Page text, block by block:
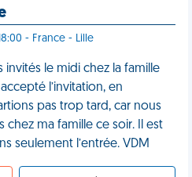
- France - Lille
invités le midi chez la famille
l’invitation, en
pas trop tard, car nous
ma famille ce soir. Il est
seulement l’entrée. VDM